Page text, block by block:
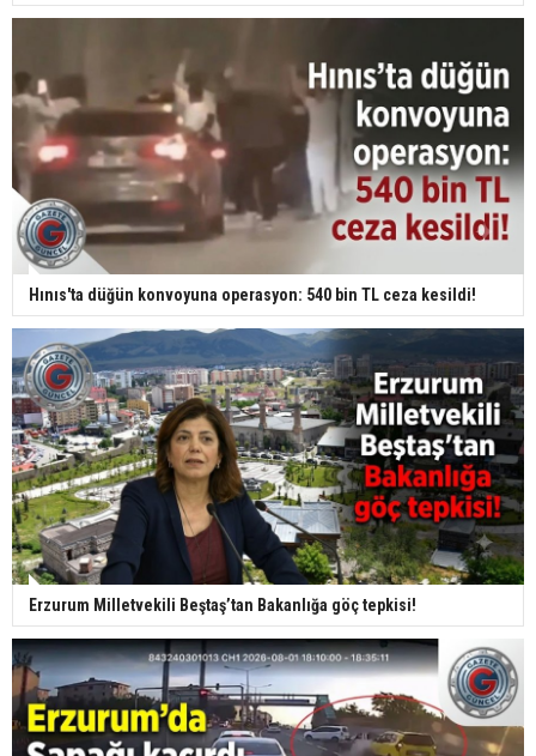
Hınıs'ta düğün konvoyuna operasyon: 540 bin TL ceza kesildi!
Erzurum Milletvekili Beştaş’tan Bakanlığa göç tepkisi!